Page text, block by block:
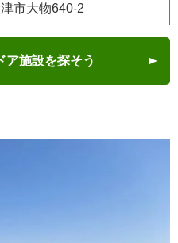
市大物640-2
ア施設を探そう